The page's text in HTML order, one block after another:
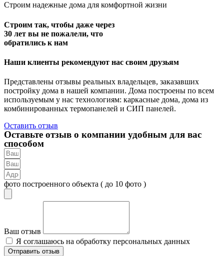
Строим надежные дома для комфортной жизни
Строим так, чтобы даже через
30 лет вы не пожалели, что
обратились к нам
Наши клиенты рекомендуют нас своим друзьям
Представлены отзывы реальных владельцев, заказавших
постройку дома в нашей компании. Дома построены по всем
используемым у нас технологиям: каркасные дома, дома из
комбинированных термопанелей и СИП панелей.
Оставить отзыв
Оставьте отзыв о компании удобным для вас
способом
фото построенного объекта ( до 10 фото )
Ваш отзыв
Я соглашаюсь на обработку персональных данных
Отправить отзыв